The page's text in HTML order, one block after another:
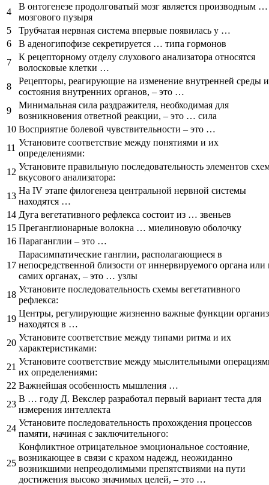
4
В онтогенезе продолговатый мозг является производным …
мозгового пузыря
5
Трубчатая нервная система впервые появилась у …
6
В аденогипофизе секретируется … типа гормонов
7
К рецепторному отделу слухового анализатора относятся
волосковые клетки …
8
Рецепторы, реагирующие на изменение внутренней среды и
состояния внутренних органов, – это …
9
Минимальная сила раздражителя, необходимая для
возникновения ответной реакции, – это … сила
10 Восприятие болевой чувствительности – это …
11
Установите соответствие между понятиями и их
определениями:
12
Установите правильную последовательность элементов
вкусового анализатора:
13
На IV этапе филогенеза центральной нервной системы
находятся …
14 Дуга вегетативного рефлекса состоит из … звеньев
15 Преганглионарные волокна … миелиновую оболочку
16 Параганглии – это …
17
Парасимпатические ганглии, располагающиеся в
непосредственной близости от иннервируемого органа или
самих органах, – это … узлы
18
Установите последовательность схемы вегетативного
рефлекса:
19
Центры, регулирующие жизненно важные функции
находятся в …
20
Установите соответствие между типами ритма и их
характеристиками:
21
Установите соответствие между мыслительными
их определениями:
22 Важнейшая особенность мышления …
23
В … году Д. Векслер разработал первый вариант теста для
измерения интеллекта
24
Установите последовательность прохождения процессов
памяти, начиная с заключительного:
25
Конфликтное отрицательное эмоциональное состояние,
возникающее в связи с крахом надежд, неожиданно
возникшими непреодолимыми препятствиями на пути
достижения высоко значимых целей, – это …